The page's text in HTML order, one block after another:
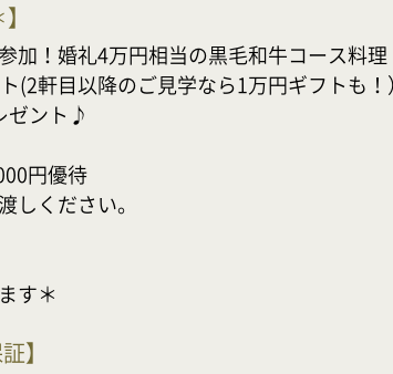
】
！婚礼4万円相当の黒毛和牛コース料理
軒目以降のご見学なら1万円ギフトも！）
ゼント♪
円優待
ください。
す＊
】